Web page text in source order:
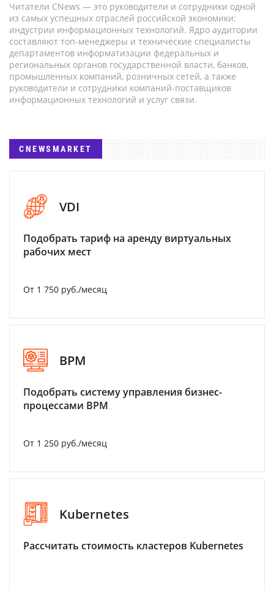
Читатели CNews — это руководители и сотрудники одной
из самых успешных отраслей российской экономики:
индустрии информационных технологий. Ядро аудитории
составляют топ-менеджеры и технические специалисты
департаментов информатизации федеральных и
региональных органов государственной власти, банков,
промышленных компаний, розничных сетей, а также
руководители и сотрудники компаний-поставщиков
информационных технологий и услуг связи.
CNEWSMARKET
VDI
Подобрать тариф на аренду виртуальных
рабочих мест
От 1 750 руб./месяц
BPM
Подобрать систему управления бизнес-
процессами BPM
От 1 250 руб./месяц
Kubernetes
Рассчитать стоимость кластеров Kubernetes